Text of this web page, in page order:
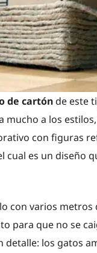
de cartónde este
a los
con figuras
es un diseño
con varios
para que no se
los gatos